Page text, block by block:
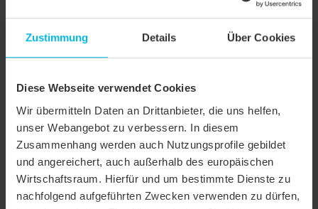
Zustimmung Details Über Cookies
Diese Webseite verwendet Cookies
Wir übermitteln Daten an Drittanbieter, die uns helfen,
unser Webangebot zu verbessern. In diesem
Zusammenhang werden auch Nutzungsprofile gebildet
und angereichert, auch außerhalb des europäischen
Wirtschaftsraum. Hierfür und um bestimmte Dienste zu
nachfolgend aufgeführten Zwecken verwenden zu dürfen,
DETAILS
MODELL KLASSIK RUNDSCHNITT
Produktfamilie Biberschwanzziegel KLASSIK
Produktgruppe Dachziegel